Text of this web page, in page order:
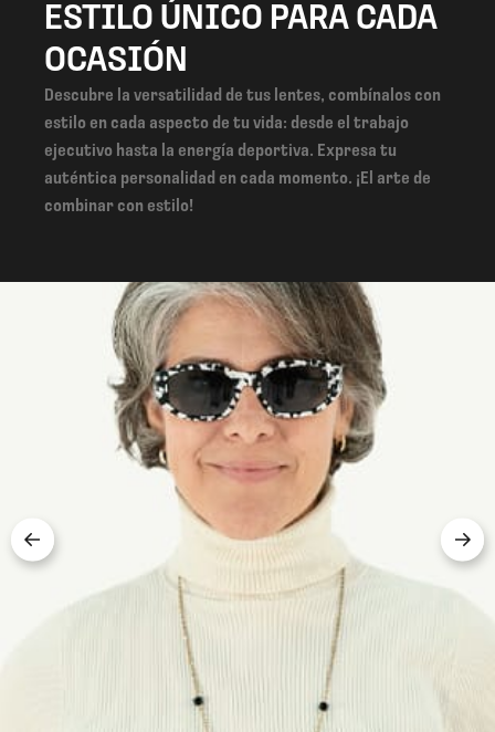
ESTILO ÚNICO PARA CADA
OCASIÓN
Descubre la versatilidad de tus lentes, combínalos con
estilo en cada aspecto de tu vida: desde el trabajo
ejecutivo hasta la energía deportiva. Expresa tu
auténtica personalidad en cada momento. ¡El arte de
combinar con estilo!